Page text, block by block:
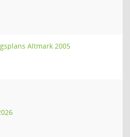
Altmark 2005